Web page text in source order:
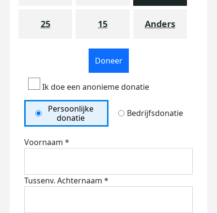
25 15 Anders
Doneer
Ik doe een anonieme donatie
Persoonlijke
donatie
Bedrijfsdonatie
Voornaam *
Tussenv. Achternaam *